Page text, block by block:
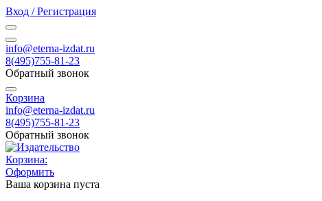
Вход / Регистрация
info@eterna-izdat.ru
8(495)755-81-23
Обратный звонок
Корзина
info@eterna-izdat.ru
8(495)755-81-23
Обратный звонок
Корзина:
Оформить
Ваша корзина пуста